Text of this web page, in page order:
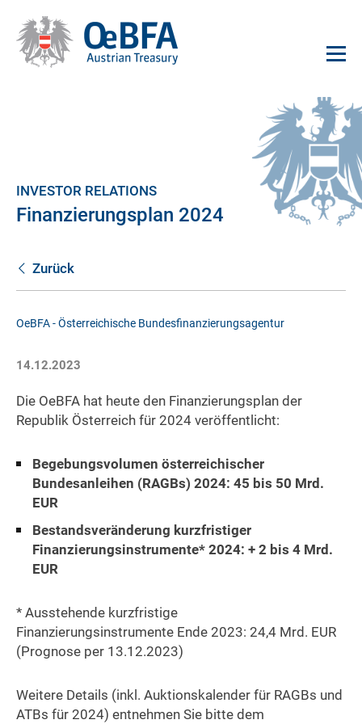
INVESTOR RELATIONS
Finanzierungsplan 2024
Zurück
OeBFA - Österreichische Bundesfinanzierungsagentur
14.12.2023
Die OeBFA hat heute den Finanzierungsplan der
Republik Österreich für 2024 veröffentlicht:
Begebungsvolumen österreichischer
Bundesanleihen (RAGBs) 2024: 45 bis 50 Mrd.
EUR
Bestandsveränderung kurzfristiger
Finanzierungsinstrumente* 2024: + 2 bis 4 Mrd.
EUR
* Ausstehende kurzfristige
Finanzierungsinstrumente Ende 2023: 24,4 Mrd. EUR
(Prognose per 13.12.2023)
Weitere Details (inkl. Auktionskalender für RAGBs und
ATBs für 2024) entnehmen Sie bitte dem